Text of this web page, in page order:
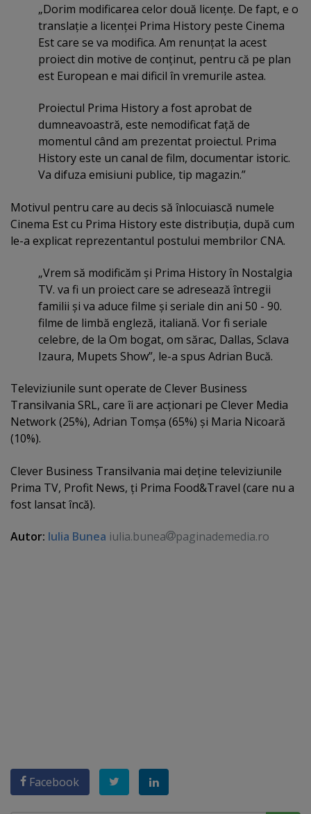
„Dorim modificarea celor două licenţe. De fapt, e o
translaţie a licenţei Prima History peste Cinema
Est care se va modifica. Am renunţat la acest
proiect din motive de conţinut, pentru că pe plan
est European e mai dificil în vremurile astea.
Proiectul Prima History a fost aprobat de
dumneavoastră, este nemodificat faţă de
momentul când am prezentat proiectul. Prima
History este un canal de film, documentar istoric.
Va difuza emisiuni publice, tip magazin.”
Motivul pentru care au decis să înlocuiască numele
Cinema Est cu Prima History este distribuţia, după cum
le-a explicat reprezentantul postului membrilor CNA.
„Vrem să modificăm şi Prima History în Nostalgia
TV. va fi un proiect care se adresează întregii
familii şi va aduce filme şi seriale din ani 50 - 90.
filme de limbă engleză, italiană. Vor fi seriale
celebre, de la Om bogat, om sărac, Dallas, Sclava
Izaura, Mupets Show”, le-a spus Adrian Bucă.
Televiziunile sunt operate de Clever Business
Transilvania SRL, care îi are acţionari pe Clever Media
Network (25%), Adrian Tomşa (65%) şi Maria Nicoară
(10%).
Clever Business Transilvania mai deţine televiziunile
Prima TV, Profit News, ţi Prima Food&Travel (care nu a
fost lansat încă).
Autor: Iulia Bunea iulia.bunea paginademedia.ro
Facebook